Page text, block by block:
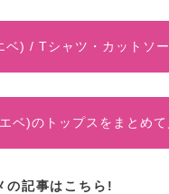
ベ) / Tシャツ・カットソ
ベ)のトップスをまとめて
の記事はこちら!